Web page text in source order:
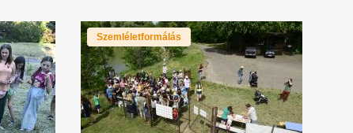
Szemléletformálás